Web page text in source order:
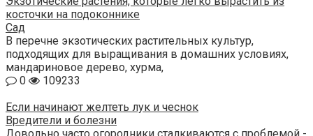
косточки на подоконнике
Сад
В перечне экзотических растительных культур,
подходящих для выращивания в домашних условиях,
мандариновое дерево, хурма,
0
109233
Если начинают желтеть лук и чеснок
Вредители и болезни